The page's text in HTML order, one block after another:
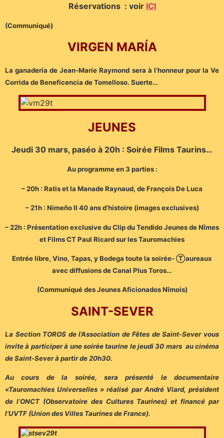
Réservations : voir ICI
(Communiqué)
VIRGEN MARÍA
La ganadería de Jean-Marie Raymond sera à l’honneur pour la Ve
Corrida de Beneficencia de Tomelloso. Suerte…
JEUNES
Jeudi 30 mars, paséo à 20h : Soirée Films Taurins…
Au programme en 3 parties :
– 20h : Ratis et la Manade Raynaud, de François De Luca
– 21h : Nimeño II 40 ans d’histoire (images exclusives)
– 22h : Présentation exclusive du Clip du Tendido Jeunes de Nîmes
et Films CT Paul Ricard sur les Tauromachies
Entrée libre, Vino, Tapas, y Bodega toute la soirée- Ⓣaureaux
avec diffusions de Canal Plus Toros…
(Communiqué des Jeunes Aficionados Nîmois)
SAINT-SEVER
La Section TOROS de l’Association de Fêtes de Saint-Sever vous
invite à participer à une soirée taurine le jeudi 30 mars au cinéma
de Saint-Sever à partir de 20h30.
Au cours de la soirée, sera présenté le documentaire
«Tauromachies Universelles » réalisé par André Viard, président
de l’ONCT (Observatoire des Cultures Taurines) et financé par
l’UVTF (Union des Villes Taurines de France).